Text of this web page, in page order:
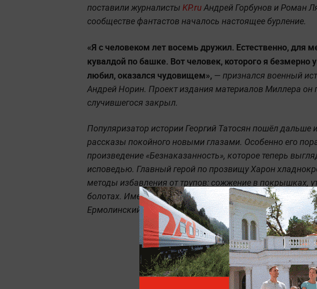
поставили журналисты KP.ruАндрей Горбунов и Роман
сообществе фантастов началось настоящее бурление.
«Я с человеком лет восемь дружил. Естественно, для
кувалдой по башке. Вот человек, которого я безмерно
любил, оказался чудовищем», — признался военный
Андрей Норин. Проект издания материалов Миллера он
случившегося закрыл.
Популяризатор истории Георгий Татосян пошёл дальше
рассказы покойного новыми глазами. Особенно его
произведение «Безнаказанность», которое теперь
исповедью. Главный герой по прозвищу Харон
методы избавления от трупов: сожжение в покрышках,
болотах. Именно так банда Василия Федоровича, куда
Ермолинский, заметала следы 14 доказанных убийств.